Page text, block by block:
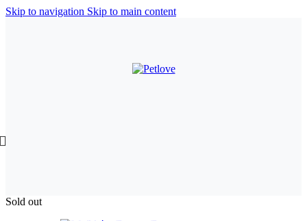
Skip to navigation Skip to main content
Sold out